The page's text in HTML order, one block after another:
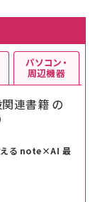
関連書籍 の
える note×AI 最
パソコン・
周辺機器